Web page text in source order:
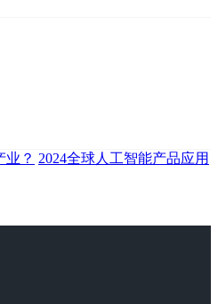
业？ 2024全球人工智能产品应用